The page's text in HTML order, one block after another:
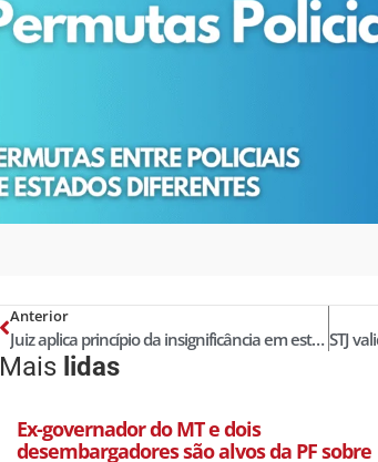
Anterior
Juiz aplica princípio da insignificância em estelionato
Mais lidas
Ex-governador do MT e dois
desembargadores são alvos da PF sobre